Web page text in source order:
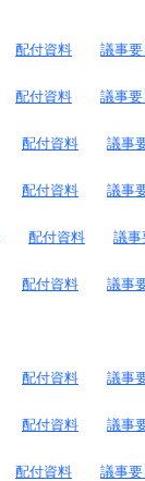
配付資料 議事要
配付資料 議事要
配付資料 議事
配付資料 議事
配付資料 議事
配付資料 議事
配付資料 議事
配付資料 議事
配付資料 議事要